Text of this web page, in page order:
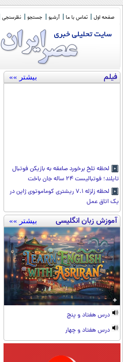
صفحه اول تماس با ما آرشیو جستجو نظرسنجی
فیلم بیشتر »»
لحظه تلخ برخورد صاعقه به بازیکن فوتبال
تایلند؛ فوتبالیست ۲۴ ساله جان باخت
لحظه زلزله ۷.۱ ریشتری کوماموتوی ژاپن در
یک اتاق عمل
آموزش زبان انگلیسی بیشتر »»
درس هفتاد و پنج
درس هفتاد و چهار